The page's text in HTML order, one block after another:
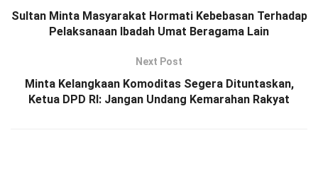
Sultan Minta Masyarakat Hormati Kebebasan Terhadap
Pelaksanaan Ibadah Umat Beragama Lain
Next Post
Minta Kelangkaan Komoditas Segera Dituntaskan,
Ketua DPD RI: Jangan Undang Kemarahan Rakyat